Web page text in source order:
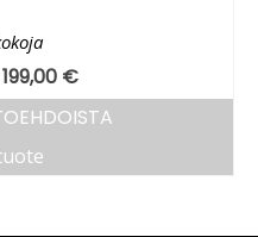
199,00 €